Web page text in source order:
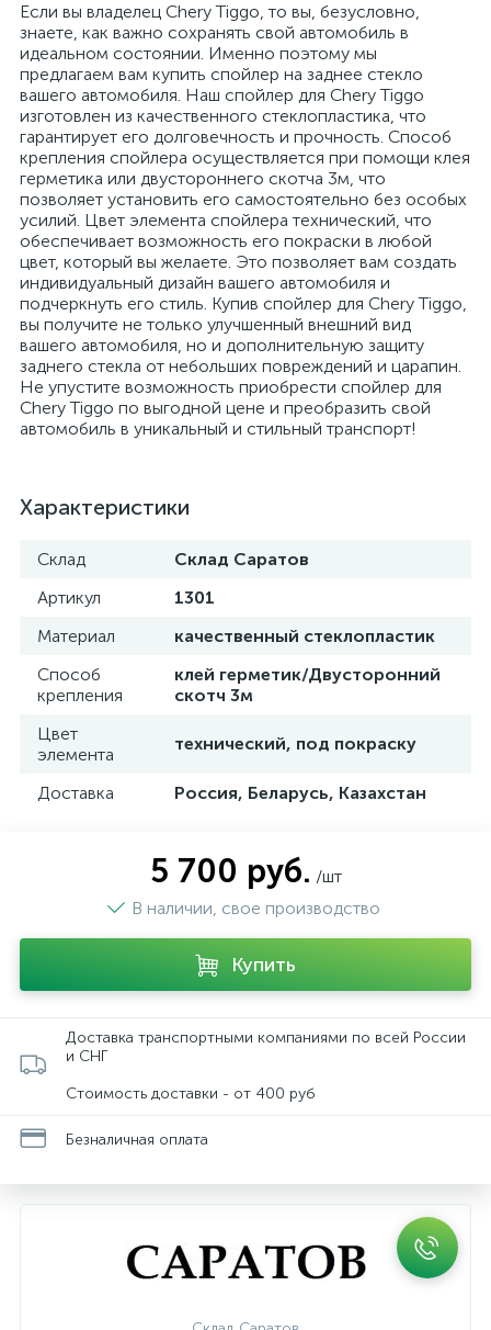
Если вы владелец Chery Tiggo, то вы, безусловно,
знаете, как важно сохранять свой автомобиль в
идеальном состоянии. Именно поэтому мы
предлагаем вам купить спойлер на заднее стекло
вашего автомобиля. Наш спойлер для Chery Tiggo
изготовлен из качественного стеклопластика, что
гарантирует его долговечность и прочность. Способ
крепления спойлера осуществляется при помощи клея
герметика или двустороннего скотча 3м, что
позволяет установить его самостоятельно без особых
усилий. Цвет элемента спойлера технический, что
обеспечивает возможность его покраски в любой
цвет, который вы желаете. Это позволяет вам создать
индивидуальный дизайн вашего автомобиля и
подчеркнуть его стиль. Купив спойлер для Chery Tiggo,
вы получите не только улучшенный внешний вид
вашего автомобиля, но и дополнительную защиту
заднего стекла от небольших повреждений и царапин.
Не упустите возможность приобрести спойлер для
Chery Tiggo по выгодной цене и преобразить свой
автомобиль в уникальный и стильный транспорт!
Характеристики
Склад
Склад Саратов
Артикул
1301
Материал
качественный стеклопластик
Способ
крепления
клей герметик/Двусторонний
скотч 3м
Цвет
элемента
технический, под покраску
Доставка Россия, Беларусь, Казахстан
5 700 руб. /шт
В наличии, свое производство
Купить
Доставка транспортными компаниями по всей России
и СНГ
Стоимость доставки - от 400 руб
Безналичная оплата